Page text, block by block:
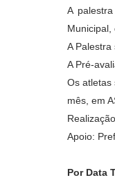
A
Municipal,
A
A Pré-
Os atletas
mês, em
Apoio:
Por Data